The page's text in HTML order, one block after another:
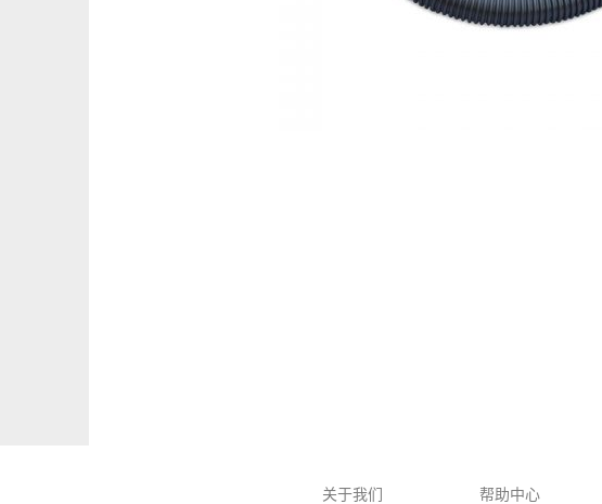
关于我们 帮助中心